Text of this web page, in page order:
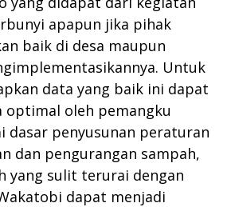
apapun jika pihak
baik di desa maupun
Untuk
data yang baik ini dapat
optimal oleh pemangku
dasar penyusunan peraturan
dan pengurangan sampah,
yang sulit terurai dengan
dapat menjadi